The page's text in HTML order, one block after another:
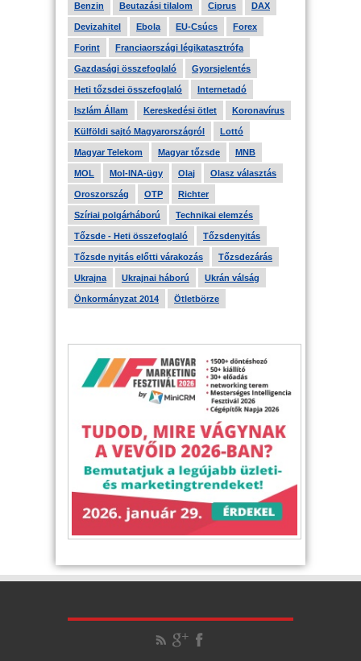
Benzin Beutazási tilalom Ciprus DAX
Devizahitel Ebola EU-Csúcs Forex
Forint Franciaországi légikatasztrófa
Gazdasági összefoglaló Gyorsjelentés
Heti tőzsdei összefoglaló Internetadó
Iszlám Állam Kereskedési ötlet Koronavírus
Külföldi sajtó Magyarországról Lottó
Magyar Telekom Magyar tőzsde MNB
MOL Mol-INA-ügy Olaj Olasz választás
Oroszország OTP Richter
Szíriai polgárháború Technikai elemzés
Tőzsde - Heti összefoglaló Tőzsdenyitás
Tőzsde nyitás előtti várakozás Tőzsdezárás
Ukrajna Ukrajnai háború Ukrán válság
Önkormányzat 2014 Ötletbörze